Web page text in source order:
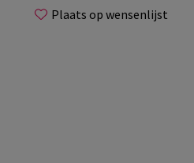
Plaats op wensenlijst